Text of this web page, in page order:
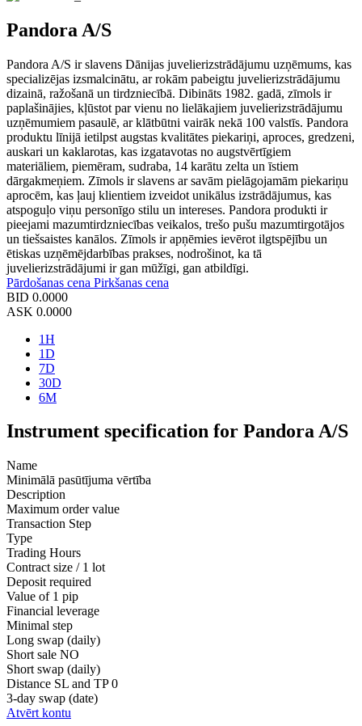
Pandora A/S
Pandora A/S ir slavens Dānijas juvelierizstrādājumu uzņēmums, kas
specializējas izsmalcinātu, ar rokām pabeigtu juvelierizstrādājumu
dizainā, ražošanā un tirdzniecībā. Dibināts 1982. gadā, zīmols ir
paplašinājies, kļūstot par vienu no lielākajiem juvelierizstrādājumu
uzņēmumiem pasaulē, ar klātbūtni vairāk nekā 100 valstīs. Pandora
produktu līnijā ietilpst augstas kvalitātes piekariņi, aproces, gredzeni,
auskari un kaklarotas, kas izgatavotas no augstvērtīgiem
materiāliem, piemēram, sudraba, 14 karātu zelta un īstiem
dārgakmeņiem. Zīmols ir slavens ar savām pielāgojamām piekariņu
aprocēm, kas ļauj klientiem izveidot unikālus izstrādājumus, kas
atspoguļo viņu personīgo stilu un intereses. Pandora produkti ir
pieejami mazumtirdzniecības veikalos, trešo pušu mazumtirgotājos
un tiešsaistes kanālos. Zīmols ir apņēmies ievērot ilgtspējību un
ētiskas uzņēmējdarbības prakses, nodrošinot, ka tā
juvelierizstrādājumi ir gan mūžīgi, gan atbildīgi.
Pārdošanas cena Pirkšanas cena
BID 0.0000
ASK 0.0000
1H
1D
7D
30D
6M
Instrument specification for Pandora A/S
Name
Minimālā pasūtījuma vērtība
Description
Maximum order value
Transaction Step
Type
Trading Hours
Contract size / 1 lot
Deposit required
Value of 1 pip
Financial leverage
Minimal step
Long swap (daily)
Short sale NO
Short swap (daily)
Distance SL and TP 0
3-day swap (date)
Atvērt kontu